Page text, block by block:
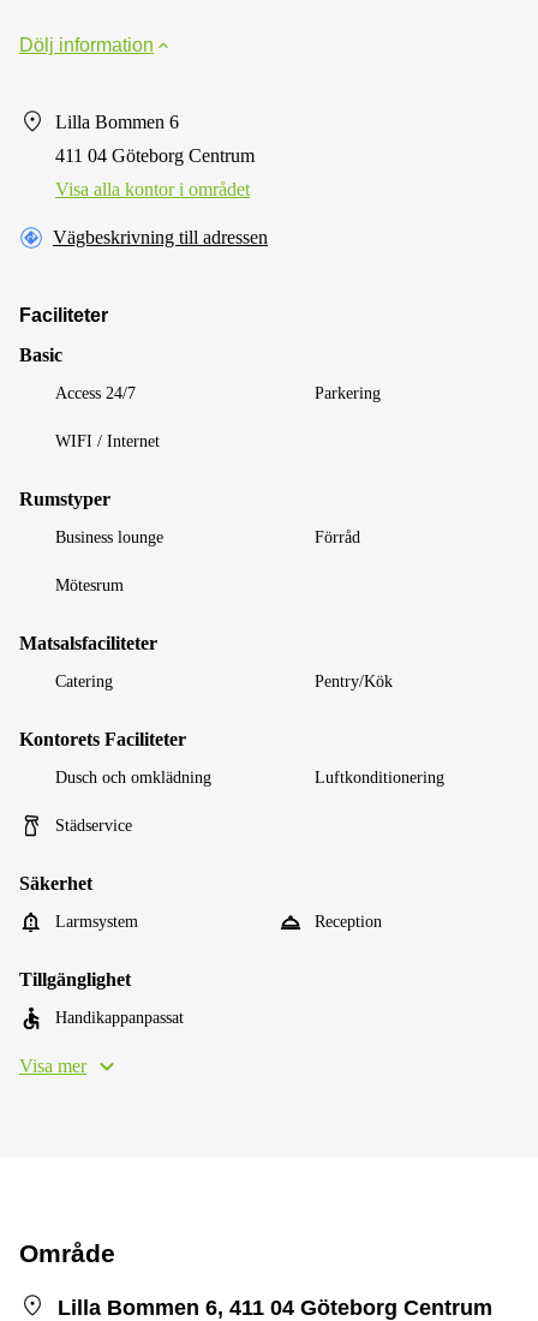
Dölj information
Lilla Bommen 6
411 04 Göteborg Centrum
Visa alla kontor i området
Vägbeskrivning till adressen
Faciliteter
Basic
Access 24/7 Parkering
WIFI / Internet
Rumstyper
Business lounge Förråd
Mötesrum
Matsalsfaciliteter
Catering Pentry/Kök
Kontorets Faciliteter
Dusch och omklädning Luftkonditionering
Städservice
Säkerhet
Larmsystem Reception
Tillgänglighet
Handikappanpassat
Visa mer
Område
Lilla Bommen 6, 411 04 Göteborg Centrum